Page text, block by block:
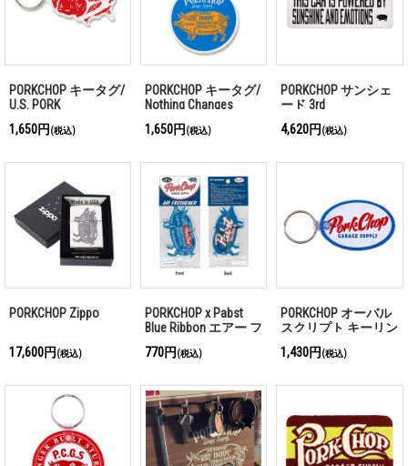
PORKCHOP キータグ/
U.S. PORK
1,650円 (税込)
PORKCHOP キータグ/
Nothing Changes
1,650円 (税込)
PORKCHOP サンシェ
ード 3rd
4,620円 (税込)
PORKCHOP Zippo
17,600円 (税込)
PORKCHOP x Pabst
Blue Ribbon エアー フ
770円 (税込)
PORKCHOP オーバル
スクリプト キーリン
1,430円 (税込)